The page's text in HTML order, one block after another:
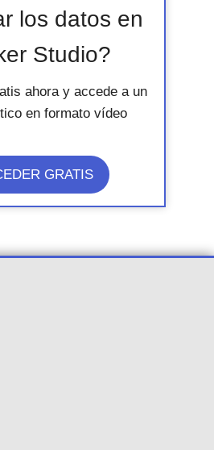
los datos en
Studio?
ahora y accede a un
en formato vídeo
GRATIS